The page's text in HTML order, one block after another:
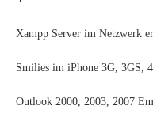
Xampp Server im Netzwerk
Smilies im iPhone 3G, 3GS,
Outlook 2000, 2003, 2007